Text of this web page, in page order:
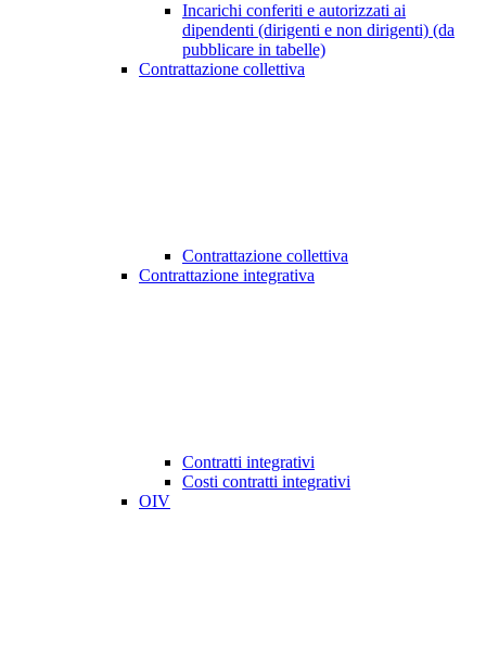
Incarichi conferiti e autorizzati ai
dipendenti (dirigenti e non dirigenti) (da
pubblicare in tabelle)
Contrattazione collettiva
Contrattazione collettiva
Contrattazione integrativa
Contratti integrativi
Costi contratti integrativi
OIV